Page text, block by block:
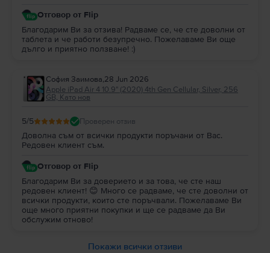
Отговор от Flip
Благодарим Ви за отзива! Радваме се, че сте доволни от
таблета и че работи безупречно. Пожелаваме Ви още
дълго и приятно ползване! :)
София Заимова,28 Jun 2026
Apple iPad Air 4 10.9" (2020) 4th Gen Cellular, Silver, 256
GB, Като нов
5/5 Проверен отзив
Доволна съм от всички продукти поръчани от Вас.
Редовен клиент съм.
Отговор от Flip
Благодарим Ви за доверието и за това, че сте наш
редовен клиент! 😊 Много се радваме, че сте доволни от
всички продукти, които сте поръчвали. Пожелаваме Ви
още много приятни покупки и ще се радваме да Ви
обслужим отново!
Покажи всички отзиви